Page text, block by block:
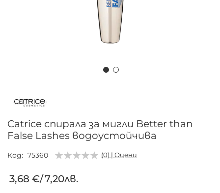
началото
галерия
със
снимки
Catrice спирала за мигли Better than
False Lashes водоустойчива
Код 75360 (0) | Оцени
3,68 €/7,20лв.